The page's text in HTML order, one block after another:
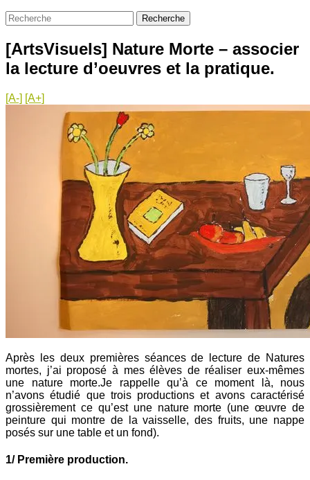
[ArtsVisuels] Nature Morte – associer
la lecture d’oeuvres et la pratique.
[A-] [A+]
Après les deux premières séances de lecture de Natures
mortes, j’ai proposé à mes élèves de réaliser eux-mêmes
une nature morte.Je rappelle qu’à ce moment là, nous
n’avons étudié que trois productions et avons caractérisé
grossièrement ce qu’est une nature morte (une œuvre de
peinture qui montre de la vaisselle, des fruits, une nappe
posés sur une table et un fond).
1/ Première production.